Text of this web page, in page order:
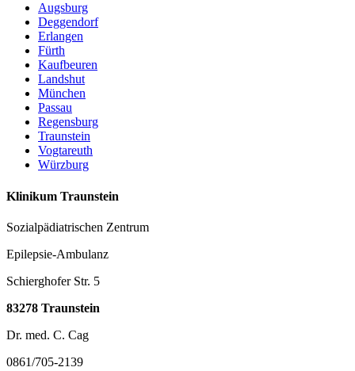
Augsburg
Deggendorf
Erlangen
Fürth
Kaufbeuren
Landshut
München
Passau
Regensburg
Traunstein
Vogtareuth
Würzburg
Klinikum Traunstein
Sozialpädiatrischen Zentrum
Epilepsie-Ambulanz
Schierghofer Str. 5
83278 Traunstein
Dr. med. C. Cag
0861/705-2139